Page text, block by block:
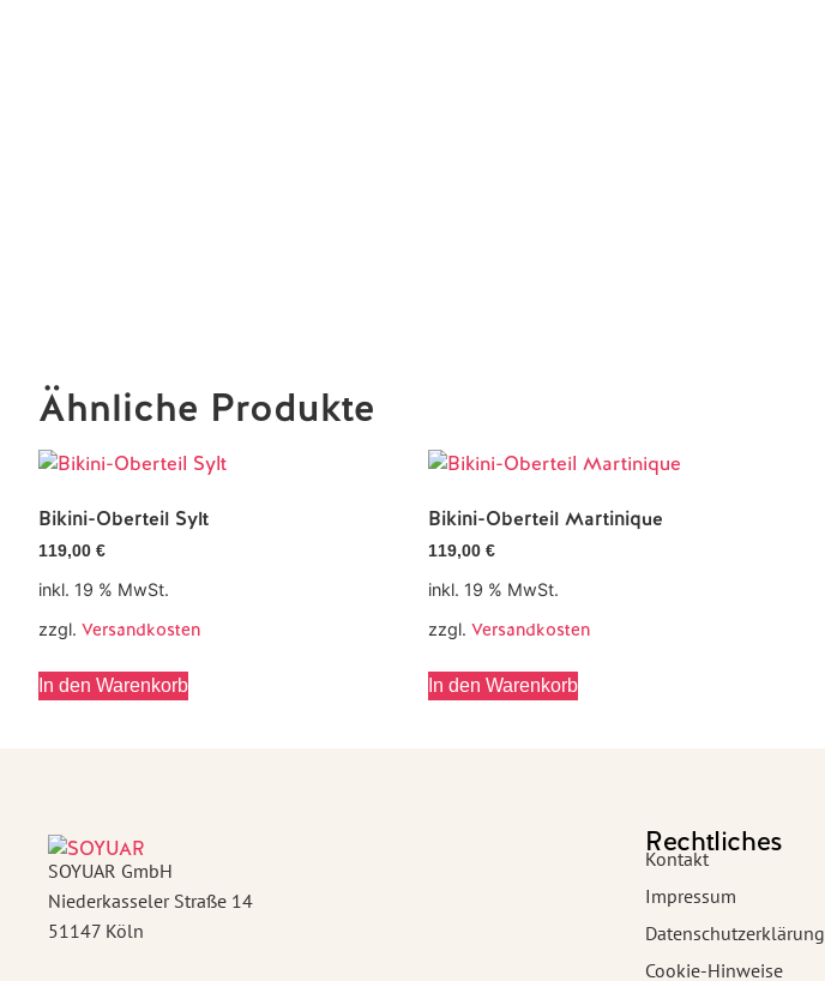
Ähnliche Produkte
Bikini-Oberteil Sylt
119,00 €
inkl. 19 % MwSt.
zzgl. Versandkosten
In den Warenkorb
Bikini-Oberteil Martinique
119,00 €
inkl. 19 % MwSt.
zzgl. Versandkosten
In den Warenkorb
SOYUAR GmbH
Niederkasseler Straße 14
51147 Köln
Rechtliches
Kontakt
Impressum
Datenschutzerklärung
Cookie-Hinweise